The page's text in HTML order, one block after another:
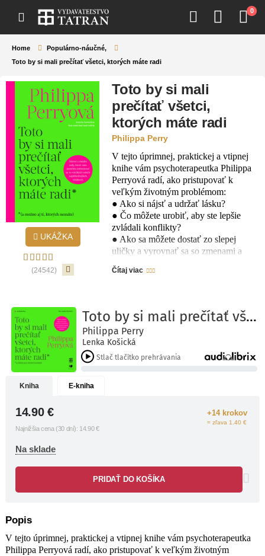
0
Home Populárno-náučné,
Toto by si mali prečítať všetci, ktorých máte radi
UKÁŽKA
(24542)
Toto by si mali
prečítať všetci,
ktorých máte radi
Philippa Perry
V tejto úprimnej, praktickej a vtipnej
knihe vám psychoterapeutka Philippa
Perryová radí, ako pristupovať k
veľkým životným problémom:
● Ako si nájsť a udržať lásku?
● Čo môžete urobiť, aby ste lepšie
zvládali konflikty?
● Ako sa môžete dostať zo slepej
uličky a vyrovnať sa so zmenami a
● Čo pre vás znamená byť spokojný?
Život je predovšetkým o vzťahoch a
ich kvalite, či už ide o vzťahy s
rodinou, partnermi, priateľmi, kolegami
alebo predovšetkým so sebou samým.
Ak sa vám podarí dosiahnuť, aby vaše
dávkou rozumu vám súcitné rady
Čítaj viac
Kniha E-kniha
+14 krokov
= zľava 1.40 €
14.90 €
Najnižšia cena (30 dní): 14.90 €
Na sklade
PRIDAŤ DO KOŠÍKA
Popis
V tejto úprimnej, praktickej a vtipnej knihe vám psychoterapeutka
Philippa Perryová radí, ako pristupovať k veľkým životným